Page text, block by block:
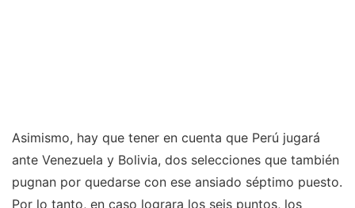
Asimismo, hay que tener en cuenta que Perú jugará
ante Venezuela y Bolivia, dos selecciones que también
pugnan por quedarse con ese ansiado séptimo puesto.
Por lo tanto, en caso lograra los seis puntos, los